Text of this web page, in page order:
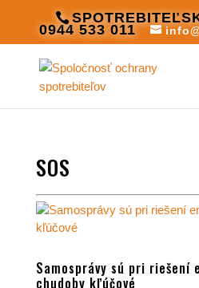
0944 533 011
SOS
Samosprávy sú pri
chudoby kľúčové